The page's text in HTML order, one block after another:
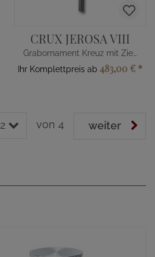
CRUX JEROSA VIII
Grabornament Kreuz mit Zierscheibe
Ihr Komplettpreis ab 483,00 € *
2 von 4 weiter